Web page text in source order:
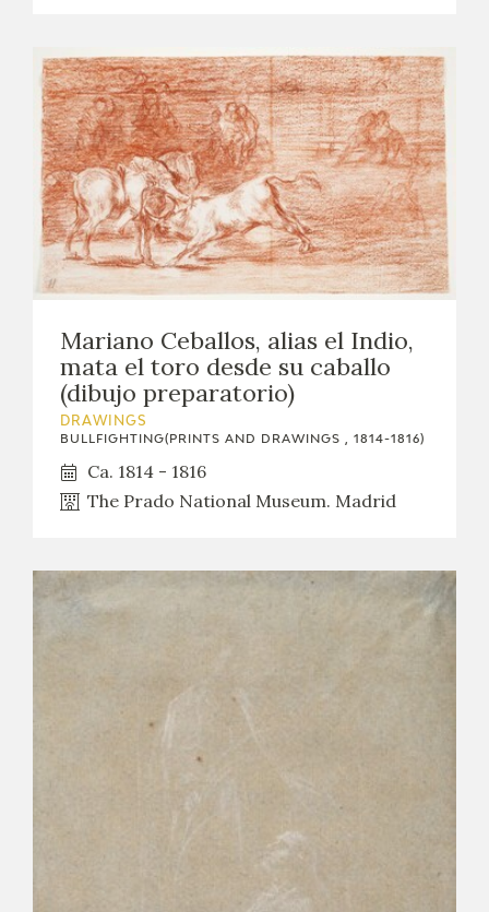
Mariano Ceballos, alias el Indio,
mata el toro desde su caballo
(dibujo preparatorio)
DRAWINGS
BULLFIGHTING(PRINTS AND DRAWINGS , 1814-1816)
Ca. 1814 - 1816
The Prado National Museum. Madrid